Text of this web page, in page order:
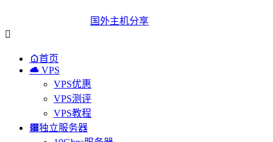
国外主机分享

首页
 VPS
VPS优惠
VPS测评
VPS教程
独立服务器